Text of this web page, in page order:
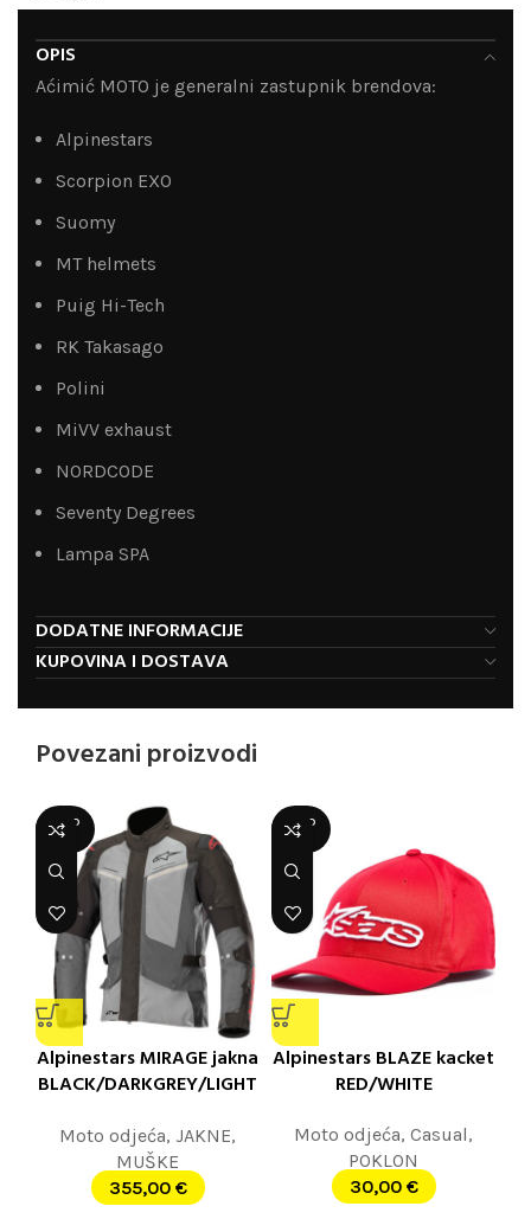
OPIS
Aćimić MOTO je generalni zastupnik brendova:
Alpinestars
Scorpion EXO
Suomy
MT helmets
Puig Hi-Tech
RK Takasago
Polini
MiVV exhaust
NORDCODE
Seventy Degrees
Lampa SPA
DODATNE INFORMACIJE
KUPOVINA I DOSTAVA
Povezani proizvodi
SOLD
OUT
Alpinestars MIRAGE jakna
BLACK/DARKGREY/LIGHT
Moto odjeća, JAKNE,
MUŠKE
355,00 €
SOLD
OUT
Alpinestars BLAZE kacket
RED/WHITE
Moto odjeća, Casual,
POKLON
30,00 €